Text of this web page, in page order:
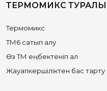
ТЕРМОМИКС ТУРАЛЫ
Термомикс
ТМ6 сатып алу
Өз ТМ еңбектеніп ал
Жауапкершіліктен бас тарту